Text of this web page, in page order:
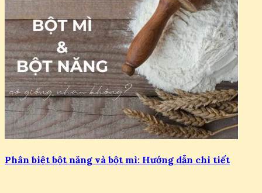
Phân biệt bột năng và bột mì: Hướng dẫn chi tiết